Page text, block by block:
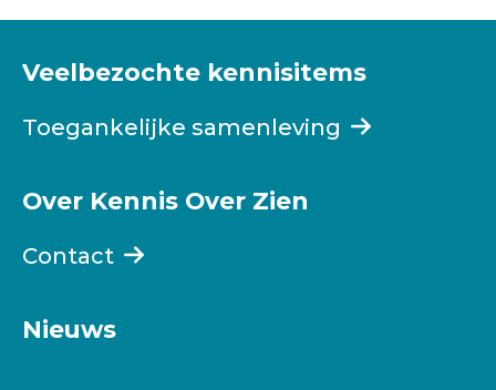
Veelbezochte kennisitems
Toegankelijke samenleving
Over Kennis Over Zien
Contact
Nieuws